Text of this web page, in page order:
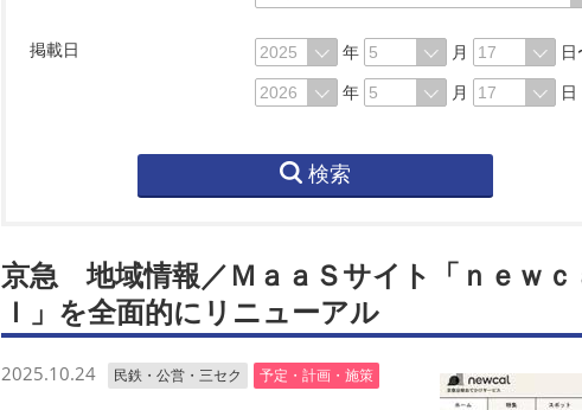
掲載日 年 月
日
年
月 日
検索
京急 地域情報／ＭａａＳサイト「ｎｅｗｃ
ｌ」を全面的にリニューアル
2025.10.24 民鉄・公営・三セク 予定・計画・施策